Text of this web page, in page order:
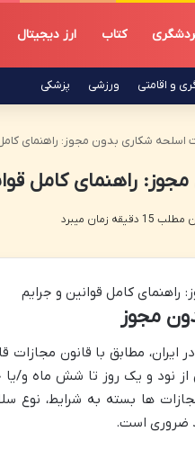
کتاب ارز دیجیتال
و اقامتی ورزشی پزشکی
اسلحه شکاری بدون مجوز: راهنمای
راهنمای کامل
زمان میبرد
مجوز
مطابق با قانون
شامل حبس از نود و یک روز تا شش
ها بسته به شرایط، نوع
ضروری است.